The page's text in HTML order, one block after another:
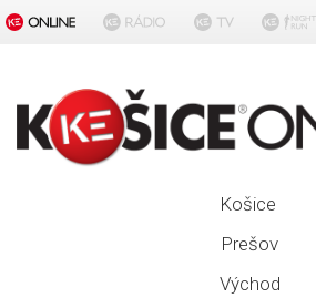
Košice
Prešov
Východ